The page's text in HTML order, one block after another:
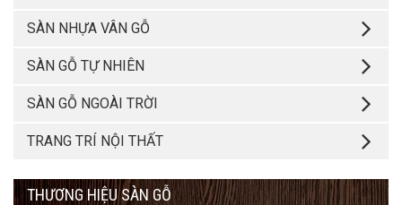
SÀN NHỰA VÂN GỖ
SÀN GỖ TỰ NHIÊN
SÀN GỖ NGOÀI TRỜI
TRANG TRÍ NỘI THẤT
THƯƠNG HIỆU SÀN GỖ